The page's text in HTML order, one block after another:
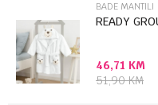
Anti-spam zaštita -
BADE MANTILI
READY
46,71 KM
51,90KM